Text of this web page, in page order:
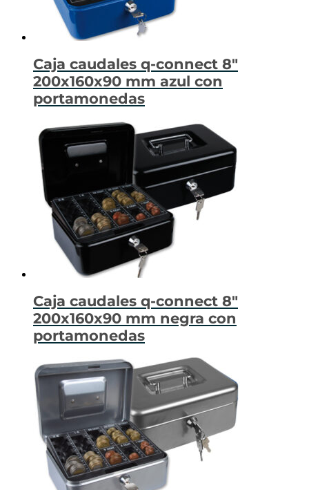
Caja caudales q-connect 8″
200x160x90 mm azul con
portamonedas
Caja caudales q-connect 8″
200x160x90 mm negra con
portamonedas